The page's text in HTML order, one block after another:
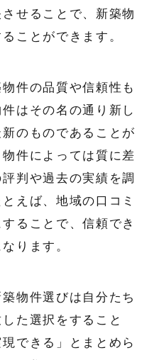
せることで、新築物
ことができます。
件の品質や信頼性も
はその名の通り新し
のものであることが
件によっては質に差
判や過去の実績を調
えば、地域の口コミ
ることで、信頼でき
ります。
物件選びは自分たち
た選択をすること
できる」とまとめら